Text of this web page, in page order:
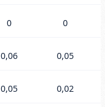
0 0
0,06 0,05
0,05 0,02